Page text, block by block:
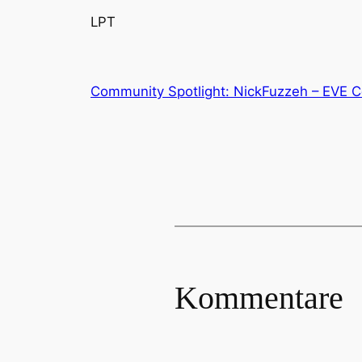
LPT
Community Spotlight: NickFuzzeh – EVE
Kommentare